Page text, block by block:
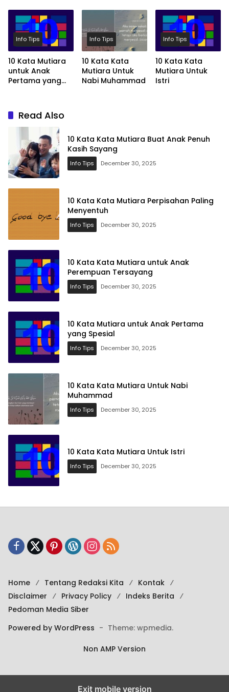
Info Tips
10 Kata Mutiara
untuk Anak
Pertama yang
Info Tips
10 Kata Kata
Mutiara Untuk
Nabi Muhammad
Info Tips
10 Kata Kata
Mutiara Untuk
Istri
Read Also
10 Kata Kata Mutiara Buat Anak Penuh
Kasih Sayang
Info Tips December 30, 2025
10 Kata Kata Mutiara Perpisahan Paling
Menyentuh
Info Tips December 30, 2025
10 Kata Kata Mutiara untuk Anak
Perempuan Tersayang
Info Tips December 30, 2025
10 Kata Mutiara untuk Anak Pertama
yang Spesial
Info Tips December 30, 2025
10 Kata Kata Mutiara Untuk Nabi
Muhammad
Info Tips December 30, 2025
10 Kata Kata Mutiara Untuk Istri
Info Tips December 30, 2025
Home Tentang Redaksi Kita
Kontak
Disclaimer
Privacy Policy
Indeks Berita
Pedoman Media Siber
Powered by WordPress - Theme: wpmedia.
Non AMP Version
Exit mobile version